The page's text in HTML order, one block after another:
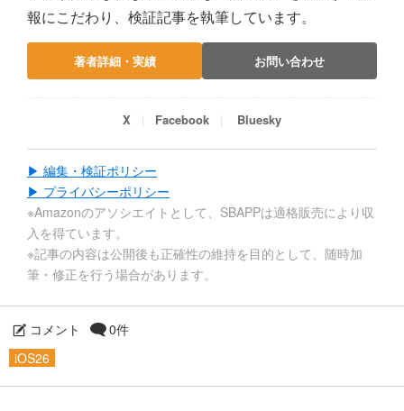
報にこだわり、検証記事を執筆しています。
著者詳細・実績 お問い合わせ
X Facebook Bluesky
▶ 編集・検証ポリシー
▶ プライバシーポリシー
※Amazonのアソシエイトとして、SBAPPは適格販売により収
入を得ています。
※記事の内容は公開後も正確性の維持を目的として、随時加
筆・修正を行う場合があります。
コメント
0件
iOS26